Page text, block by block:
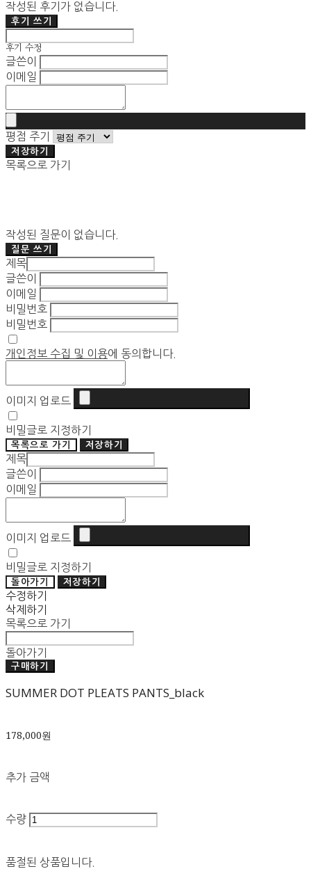
작성된 후기가 없습니다.
후기 쓰기
후기 수정
글쓴이
이메일
평점 주기
저장하기
목록으로 가기
작성된 질문이 없습니다.
질문 쓰기
제목
글쓴이
이메일
비밀번호
비밀번호
개인정보 수집 및 이용에 동의합니다.
이미지 업로드
비밀글로 지정하기
목록으로 가기 저장하기
제목
글쓴이
이메일
이미지 업로드
비밀글로 지정하기
돌아가기 저장하기
수정하기
삭제하기
목록으로 가기
돌아가기
구매하기
SUMMER DOT PLEATS PANTS_black
178,000원
추가 금액
수량
품절된 상품입니다.